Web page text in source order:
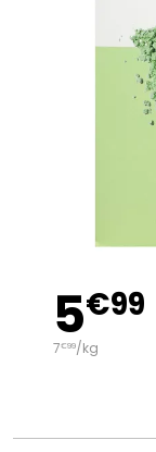
5€99
7€99/kg